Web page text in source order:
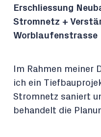
Erschliessung
Stromnetz +
Worblaufenstrasse
Im Rahmen
ich ein
Stromnetz saniert
behandelt die